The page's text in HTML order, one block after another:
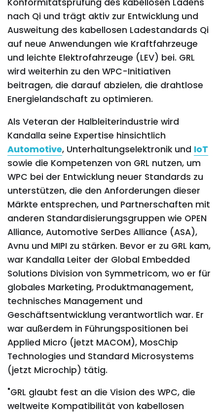
Konformitätsprüfung des kabellosen Ladens
nach Qi und trägt aktiv zur Entwicklung und
Ausweitung des kabellosen Ladestandards Qi
auf neue Anwendungen wie Kraftfahrzeuge
und leichte Elektrofahrzeuge (LEV) bei. GRL
wird weiterhin zu den WPC-Initiativen
beitragen, die darauf abzielen, die drahtlose
Energielandschaft zu optimieren.
Als Veteran der Halbleiterindustrie wird
Kandalla seine Expertise hinsichtlich
Automotive, Unterhaltungselektronik und IoT
sowie die Kompetenzen von GRL nutzen, um
WPC bei der Entwicklung neuer Standards zu
unterstützen, die den Anforderungen dieser
Märkte entsprechen, und Partnerschaften mit
anderen Standardisierungsgruppen wie OPEN
Alliance, Automotive SerDes Alliance (ASA),
Avnu und MIPI zu stärken. Bevor er zu GRL kam,
war Kandalla Leiter der Global Embedded
Solutions Division von Symmetricom, wo er für
globales Marketing, Produktmanagement,
technisches Management und
Geschäftsentwicklung verantwortlich war. Er
war außerdem in Führungspositionen bei
Applied Micro (jetzt MACOM), MosChip
Technologies und Standard Microsystems
(jetzt Microchip) tätig.
"GRL glaubt fest an die Vision des WPC, die
weltweite Kompatibilität von kabellosen